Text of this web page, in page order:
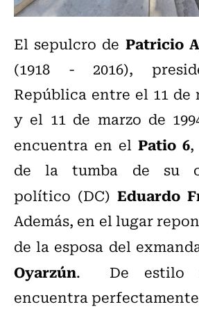
El sepulcro de Patricio
(1918 - 2016),
República entre el 11 de
y el 11 de marzo de
encuentra en el Patio 6
de la tumba de su
político (DC) Eduardo
Además, en el lugar
de la esposa del
Oyarzún. De estilo
encuentra